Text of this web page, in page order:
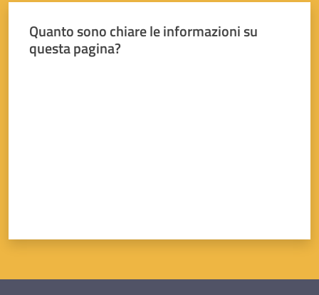
Quanto sono chiare le informazioni su
questa pagina?